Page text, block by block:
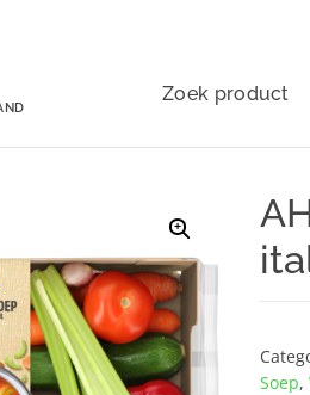
Zoek product
Soep,